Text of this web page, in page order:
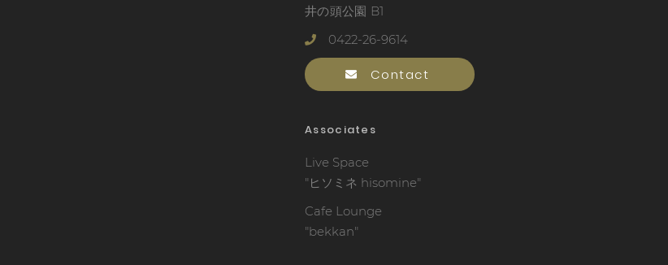
井の頭公園 B1
0422-26-9614
Contact
Associates
Live Space
"ヒソミネ hisomine"
Cafe Lounge
"bekkan"